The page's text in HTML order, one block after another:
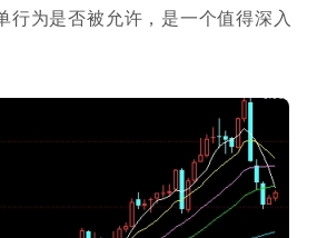
行为是否被允许，是一个值得深入